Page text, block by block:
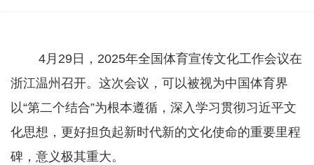
4月29日，2025年全国体育宣传文化工作会议在
浙江温州召开。这次会议，可以被视为中国体育界
以“第二个结合”为根本遵循，深入学习贯彻习近平文
化思想，更好担负起新时代新的文化使命的重要里程
碑，意义极其重大。